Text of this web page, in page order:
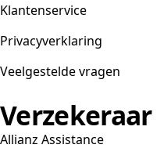
Klantenservice
Privacyverklaring
Veelgestelde vragen
Verzekeraar
Allianz Assistance